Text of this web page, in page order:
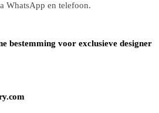
WhatsApp en telefoon.
bestemming voor exclusieve designer